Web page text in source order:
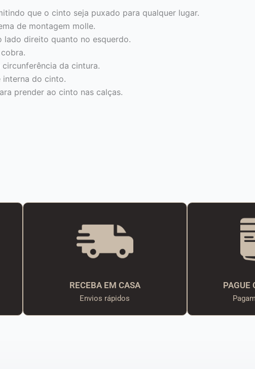
que o cinto seja puxado para qualquer lugar.
de montagem molle.
lado direito quanto no esquerdo.
da cintura.
interna do cinto.
prender ao cinto nas calças.
RECEBA EM CASA
Envios rápidos
PAGUE